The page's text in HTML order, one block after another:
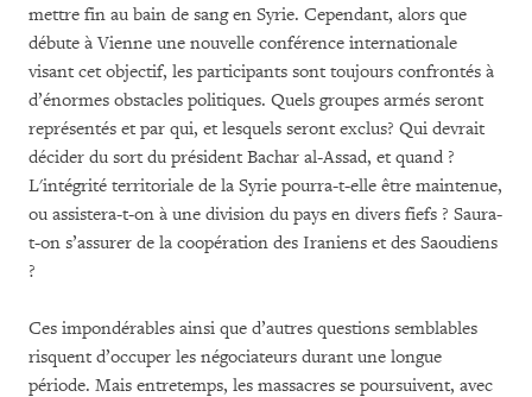
mettre fin au bain de sang en Syrie. Cependant, alors que
débute à Vienne une nouvelle conférence internationale
visant cet objectif, les participants sont toujours confrontés à
d’énormes obstacles politiques. Quels groupes armés seront
représentés et par qui, et lesquels seront exclus? Qui devrait
décider du sort du président Bachar al-Assad, et quand ?
L'intégrité territoriale de la Syrie pourra-t-elle être maintenue,
ou assistera-t-on à une division du pays en divers fiefs ? Saura-
t-on s’assurer de la coopération des Iraniens et des Saoudiens
?
Ces impondérables ainsi que d’autres questions semblables
risquent d’occuper les négociateurs durant une longue
période. Mais entretemps, les massacres se poursuivent, avec